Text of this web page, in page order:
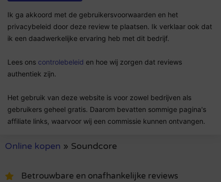
Ik ga akkoord met de gebruikersvoorwaarden en het
privacybeleid door deze review te plaatsen. Ik verklaar ook dat
ik een daadwerkelijke ervaring heb met dit bedrijf.
Lees ons controlebeleid en hoe wij zorgen dat reviews
authentiek zijn.
Het gebruik van deze website is voor zowel bedrijven als
gebruikers geheel gratis. Daarom bevatten sommige pagina's
affiliate links, waarvoor wij een commissie kunnen ontvangen.
Online kopen » Soundcore
Betrouwbare en onafhankelijke reviews